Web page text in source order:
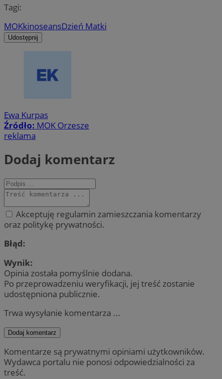
Tagi:
MOKkinoseansDzień Matki
Udostępnij
Ewa Kurpas
Źródło: MOK Orzesze
reklama
Dodaj komentarz
Akceptuję regulamin zamieszczania komentarzy
oraz politykę prywatności.
Błąd:
Wynik:
Opinia została pomyślnie dodana.
Po przeprowadzeniu weryfikacji, jej treść zostanie
udostępniona publicznie.
Trwa wysyłanie komentarza ...
Dodaj komentarz
Komentarze są prywatnymi opiniami użytkowników.
Wydawca portalu nie ponosi odpowiedzialności za
treść.